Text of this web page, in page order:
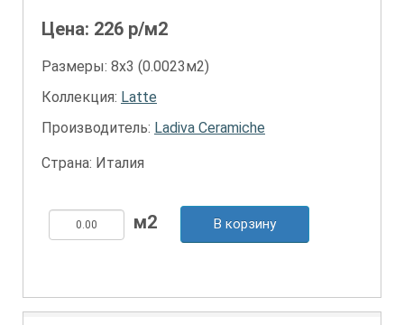
Цена: 226 р/м2
Размеры: 8х3 (0.0023м2)
Коллекция: Latte
Производитель: Ladiva Сeramiche
Страна: Италия
В корзину